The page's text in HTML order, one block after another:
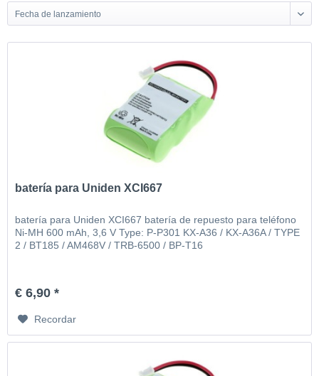
Fecha de lanzamiento
batería para Uniden XCI667
batería para Uniden XCI667 batería de repuesto para teléfono
Ni-MH 600 mAh, 3,6 V Type: P-P301 KX-A36 / KX-A36A / TYPE
2 / BT185 / AM468V / TRB-6500 / BP-T16
€ 6,90 *
Recordar